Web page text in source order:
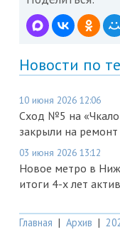
Новости по
10 июня 2026 12:06
Сход №5 на
закрыли на ремонт
03 июня 2026 13:12
Новое метро в
итоги 4-х лет
Главная | Архив |